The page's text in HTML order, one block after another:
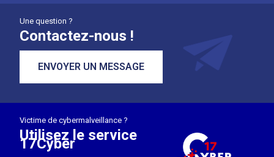
Une question ?
Contactez-nous !
ENVOYER UN MESSAGE
Victime de cybermalveillance ?
Utilisez le service
17Cyber